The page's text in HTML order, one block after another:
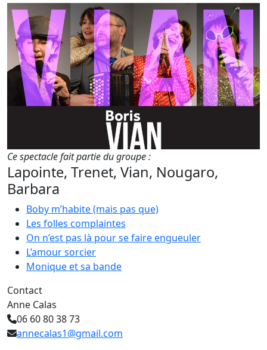
Ce spectacle fait partie du groupe :
Lapointe, Trenet, Vian, Nougaro,
Barbara
Boby m’habite (mais pas que)
Les folles complaintes
On n’est pas là pour se faire engueuler
L’amour sorcier
Monique et sa bande
Contact
Anne Calas
06 60 80 38 73
annecalas1@gmail.com